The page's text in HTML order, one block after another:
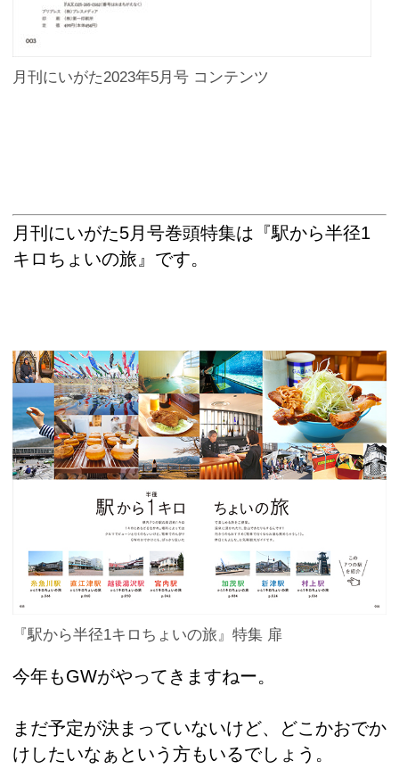
月刊にいがた2023年5月号 コンテンツ
月刊にいがた5月号巻頭特集は『駅から半径1
キロちょいの旅』です。
『駅から半径1キロちょいの旅』特集 扉
今年もGWがやってきますねー。
まだ予定が決まっていないけど、どこかおでか
けしたいなぁという方もいるでしょう。